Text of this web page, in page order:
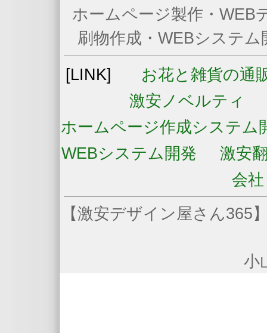
ホームページ製作・WEB
刷物作成・WEBシステ
[LINK]
お花と雑貨の通
激安ノベルティ
ホームページ作成システム
WEBシステム開発
激安
会社
【激安デザイン屋さん
小